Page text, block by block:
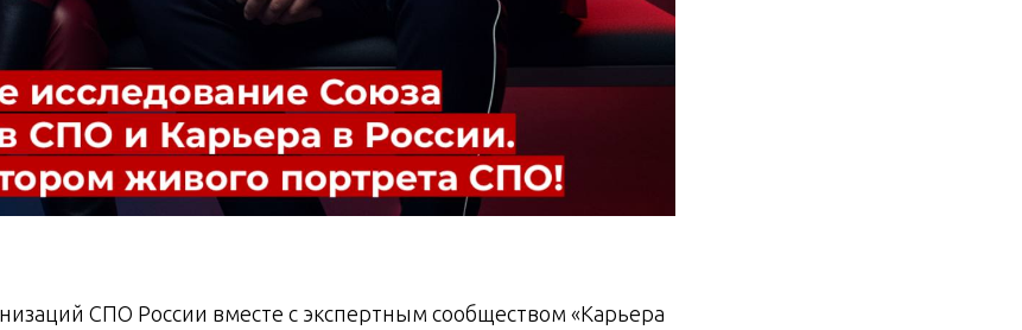
СПО России вместе с экспертным сообществом «Карьера